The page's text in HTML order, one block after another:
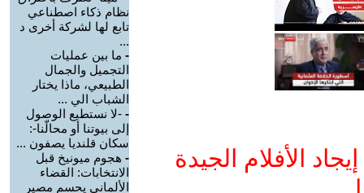
الأفلام الجيدة
نظام ذكاء اصطناعي
تابع لها لشركة أخرى د
...
- ما بين عمليات
التجميل والجمال
الطبيعي، ماذا يختار
الشباب الي ...
- -لا نستطيع الوصول
إلى بيوتنا أو محالّنا-:
سكان قلنديا يصفون ...
- هجوم ميونيخ قبل
الانتخابات: القضاء
الألماني يحسم مصير